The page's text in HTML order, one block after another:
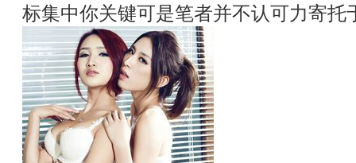
标集中你关键可是笔者并不认可力寄托